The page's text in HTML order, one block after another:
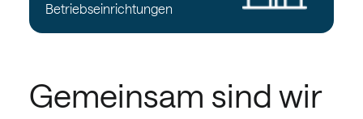
Betriebseinrichtungen
Gemeinsam sind wir